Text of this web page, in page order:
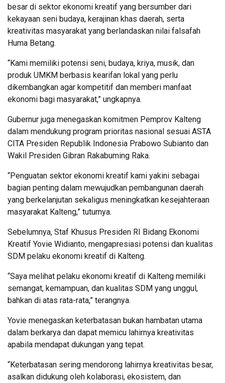
besar di sektor ekonomi kreatif yang bersumber dari
kekayaan seni budaya, kerajinan khas daerah, serta
kreativitas masyarakat yang berlandaskan nilai falsafah
Huma Betang.
“Kami memiliki potensi seni, budaya, kriya, musik, dan
produk UMKM berbasis kearifan lokal yang perlu
dikembangkan agar kompetitif dan memberi manfaat
ekonomi bagi masyarakat,” ungkapnya.
Gubernur juga menegaskan komitmen Pemprov Kalteng
dalam mendukung program prioritas nasional sesuai ASTA
CITA Presiden Republik Indonesia Prabowo Subianto dan
Wakil Presiden Gibran Rakabuming Raka.
“Penguatan sektor ekonomi kreatif kami yakini sebagai
bagian penting dalam mewujudkan pembangunan daerah
yang berkelanjutan sekaligus meningkatkan kesejahteraan
masyarakat Kalteng,” tuturnya.
Sebelumnya, Staf Khusus Presiden RI Bidang Ekonomi
Kreatif Yovie Widianto, mengapresiasi potensi dan kualitas
SDM pelaku ekonomi kreatif di Kalteng.
“Saya melihat pelaku ekonomi kreatif di Kalteng memiliki
semangat, kemampuan, dan kualitas SDM yang unggul,
bahkan di atas rata-rata,” terangnya.
Yovie menegaskan keterbatasan bukan hambatan utama
dalam berkarya dan dapat memicu lahirnya kreativitas
apabila mendapat dukungan yang tepat.
“Keterbatasan sering mendorong lahirnya kreativitas besar,
asalkan didukung oleh kolaborasi, ekosistem, dan